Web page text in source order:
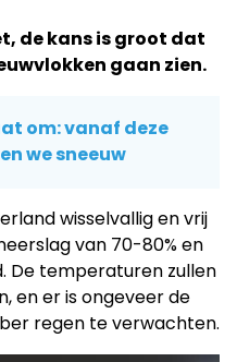
de kans is groot dat
gaan zien.
om: vanaf deze
we sneeuw
wisselvallig en vrij
van 70-80% en
De temperaturen zullen
en er is ongeveer de
regen te verwachten.